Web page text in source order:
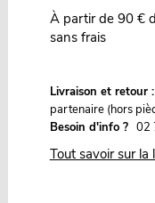
À partir de 90 €
sans frais
Livraison et retour :
partenaire (hors
Besoin d'info ? 02
Tout savoir sur la